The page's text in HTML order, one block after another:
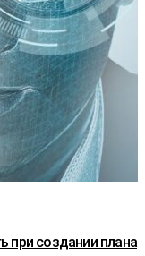
при создании плана